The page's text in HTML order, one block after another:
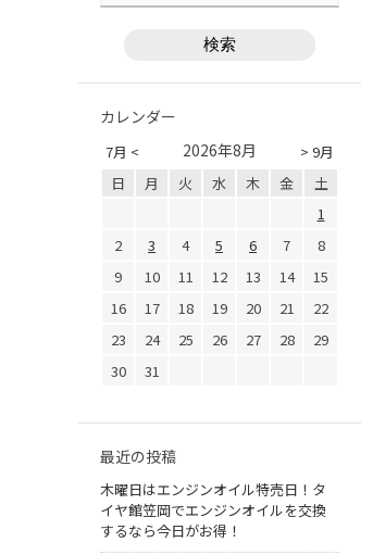
カレンダー
7月 < > 9月
2026年8月
日 月 火 水 木 金
土
1
2
3 4 5 6 7
8
9
10 11 12 13 14
15
16
17 18 19 20 21
22
23
24 25 26 27 28
29
30
31
最近の投稿
木曜日はエンジンオイル特売日！タ
イヤ館笠岡でエンジンオイルを交換
するなら今日がお得！